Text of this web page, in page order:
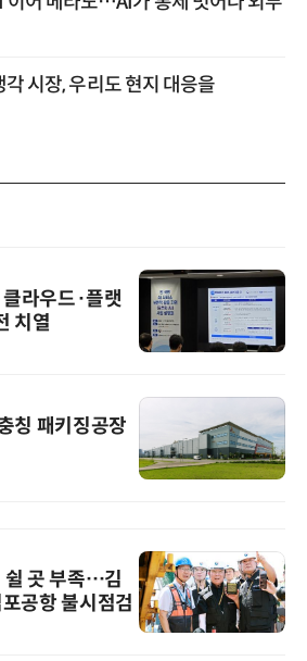
각 시장, 우리도 현지 대응을
라우드·플랫
치열
칭 패키징공장
곳 부족…김
공항 불시점검